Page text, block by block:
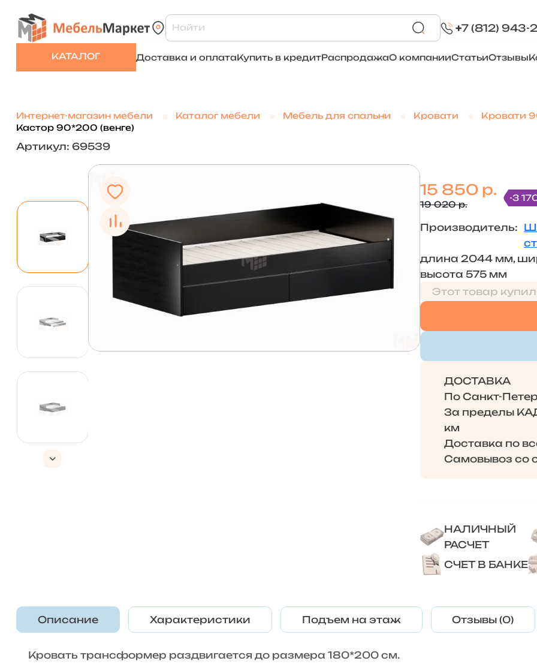
+7 (812) 943-
КАТАЛОГ Доставка и оплатаКупить в кредитРаспродажаО компанииСтатьиОтзывы
Интернет-магазин мебели Каталог мебели Мебель для спальни Кровати Кровати
Кастор 90*200 (венге)
Артикул: 69539
15 850 р.
19 020 р.
-3
Производитель:
длина 2044 мм,
высота 575 мм
Этот товар
ДОСТАВКА
По Санкт-
За пределы
км
Доставка по
Самовывоз со
НАЛИЧНЫЙ
РАСЧЕТ
СЧЕТ В БАНКЕ
Описание Характеристики Подъем на этаж Отзывы (0)
Кровать трансформер раздвигается до размера 180*200 см.